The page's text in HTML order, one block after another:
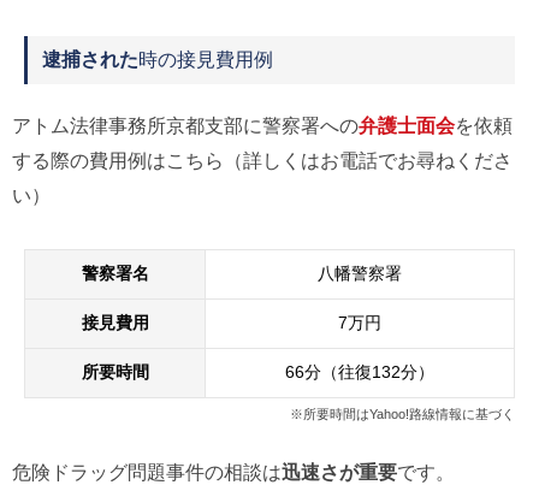
逮捕された時の接見費用例
アトム法律事務所京都支部に警察署への弁護士面会を依頼
する際の費用例はこちら（詳しくはお電話でお尋ねくださ
い）
警察署名 八幡警察署
接見費用 7万円
所要時間 66分（往復132分）
※所要時間はYahoo!路線情報に基づく
危険ドラッグ問題事件の相談は迅速さが重要です。